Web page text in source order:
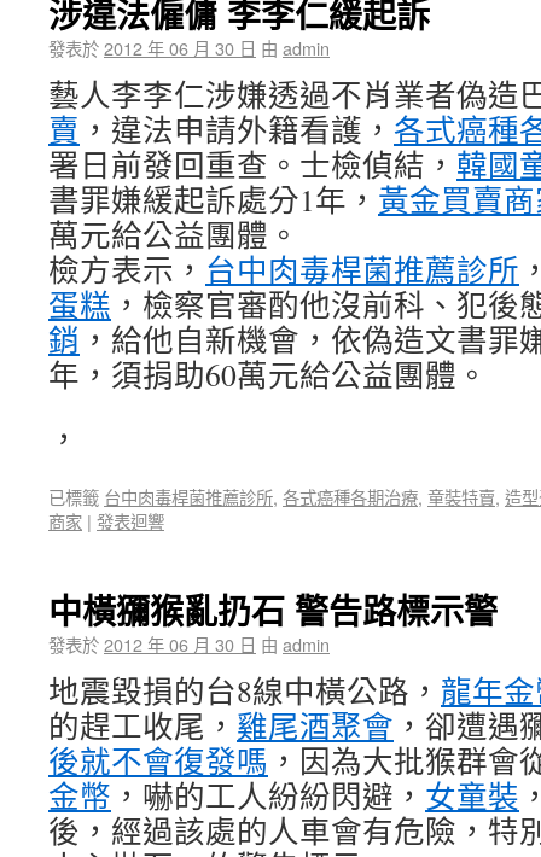
涉違法僱傭 李李仁緩起訴
發表於2012 年 06 月 30 日 由 admin
藝人李李仁涉嫌透過不肖業者偽造
賣 ，違法申請外籍看護， 各式癌種
署日前發回重查。士檢偵結， 韓國
書罪嫌緩起訴處分1年， 黃金買賣
萬元給公益團體。
檢方表示， 台中肉毒桿菌推薦診所
蛋糕 ，檢察官審酌他沒前科、犯後
銷 ，給他自新機會，依偽造文書罪
年，須捐助60萬元給公益團體。
，
已標籤 台中肉毒桿菌推薦診所, 各式癌種各期治療, 童裝特賣, 造
商家 | 發表迴響
中橫獼猴亂扔石 警告路標示警
發表於2012 年 06 月 30 日 由 admin
地震毀損的台8線中橫公路， 龍年
的趕工收尾， 雞尾酒聚會 ，卻遭遇
後就不會復發嗎 ，因為大批猴群會
金幣 ，嚇的工人紛紛閃避， 女童裝
後，經過該處的人車會有危險，特